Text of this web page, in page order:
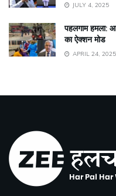
JULY 4, 2025
पहलगाम हमला:
का ऐक्शन मोड
APRIL 24, 2025